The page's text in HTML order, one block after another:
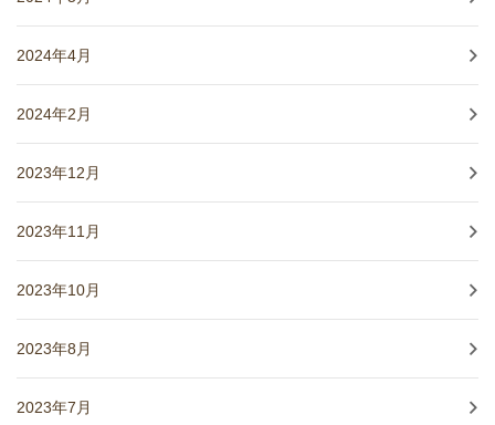
2024年4月
2024年2月
2023年12月
2023年11月
2023年10月
2023年8月
2023年7月